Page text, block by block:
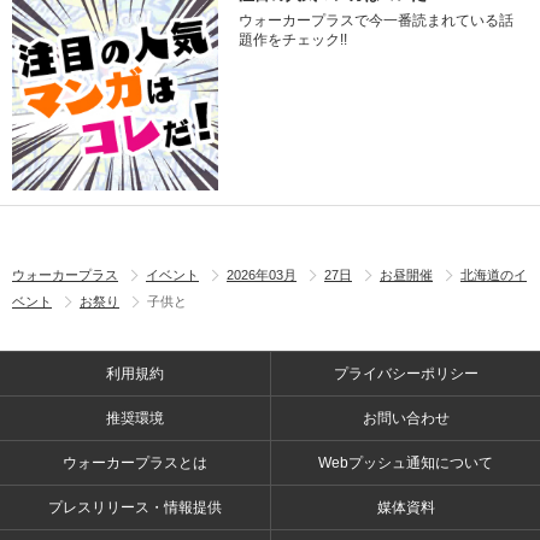
ウォーカープラスで今一番読まれている話
題作をチェック!!
ウォーカープラス イベント 2026年03月 27日 お昼開催
北海道のイ
ベント
お祭り 子供と
利用規約 プライバシーポリシー
推奨環境 お問い合わせ
ウォーカープラスとは Webプッシュ通知について
プレスリリース・情報提供 媒体資料